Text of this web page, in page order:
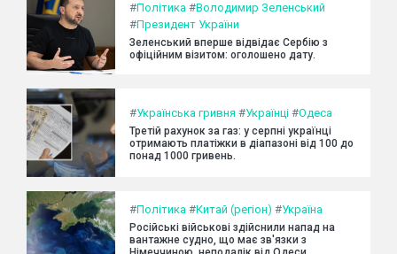
#Політика #Володимир Зеленський
#Президент України
Зеленський вперше відвідає Сербію з
офіційним візитом: оголошено дату.
#Українська гривня #Українці #Одеса
Третій рахунок за газ: у серпні українці
отримають платіжки в діапазоні від 100 до
понад 1000 гривень.
#Політика #Китай (регіон) #Україна
Російські військові здійснили напад на
вантажне судно, що має зв'язки з